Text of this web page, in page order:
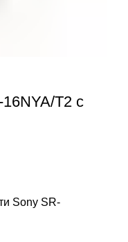
T2 с
Sony SR-